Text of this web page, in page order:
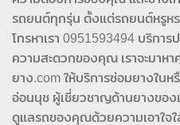
รถยนต์ทุกรุ่น ตั้งแต่รถยนต์หรูห
โทรหาเรา 0951593494 บริกา
ความสะดวกของคุณ เราจะมา
ยาง.com ให้บริการซ่อมยางในห
อ่อนนุช ผู้เชี่ยวชาญด้านยางของ
ดูแลรถของคุณด้วยความเอาใจ